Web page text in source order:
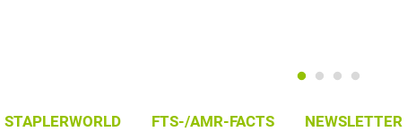
STAPLERWORLD FTS-/AMR-FACTS NEWSLETTER